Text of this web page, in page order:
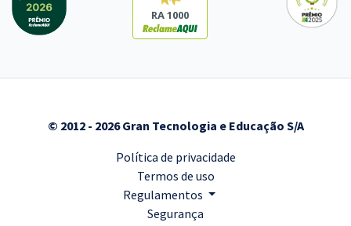
Janeiro - Conhecimentos Específicos para o Cargo de Pedagogo
R$ 239,84à vista
DEGASE - Departamento Geral de Ações Socioeducativas do Rio de
R$ 399,92à vista
RA 1000
© 2012 - 2026 Gran Tecnologia e Educação S/A
Política de privacidade
Termos de uso
Regulamentos
Segurança